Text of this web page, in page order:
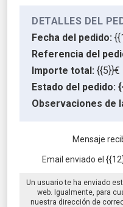
DETALLES DEL
Fecha del pedido:
Referencia del
Importe total: {{5}}€
Estado del pedido:
Observaciones de
Mensaje
Email enviado el
Un usuario te ha enviado
web. Igualmente, para
nuestra dirección de